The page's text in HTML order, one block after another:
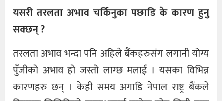
यसरी तरलता अभाव चर्किनुका पछाडि के कारण हुनु
सक्छन् ?
तरलता अभाव भन्दा पनि अहिले बैंकहरुसंग लगानी योग्य
पुँजीको अभाव हो जस्तो लाग्छ मलाई । यसका विभिन्न
कारणहरु छन् । केही समय अगाडि नेपाल राष्ट्र बैंकले